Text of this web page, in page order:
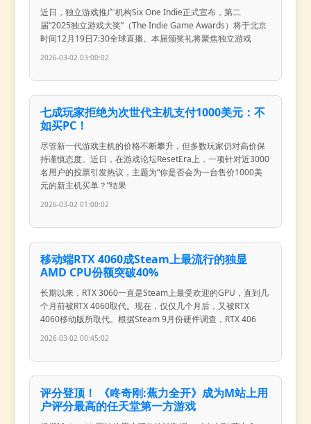
近日，独立游戏推广机构Six One Indie正式宣布，第二
届“2025独立游戏大奖”（The Indie Game Awards）将于北京
时间12月19日7:30全球直播。本届颁奖礼将聚焦独立游戏
2026-03-02 03:00:02
七成玩家拒绝为次世代主机支付1000美元：不
如买PC！
尽管新一代游戏主机的价格不断攀升，但多数玩家仍对高价保
持谨慎态度。近日，在游戏论坛ResetEra上，一项针对近3000
名用户的投票引发热议，主题为“你是否会为一台售价1000美
元的新主机买单？”结果
2026-03-02 01:00:02
移动端RTX 4060成Steam上最流行的独显
AMD CPU份额突破40%
长期以来，RTX 3060一直是Steam上最受欢迎的GPU，直到几
个月前被RTX 4060取代。现在，仅仅几个月后，又被RTX
4060移动版所取代。根据Steam 9月份硬件调查，RTX 406
2026-03-02 00:45:02
评分登顶！ 《咚奇刚:蕉力全开》成为M站上用
户评分最高的任天堂第一方游戏